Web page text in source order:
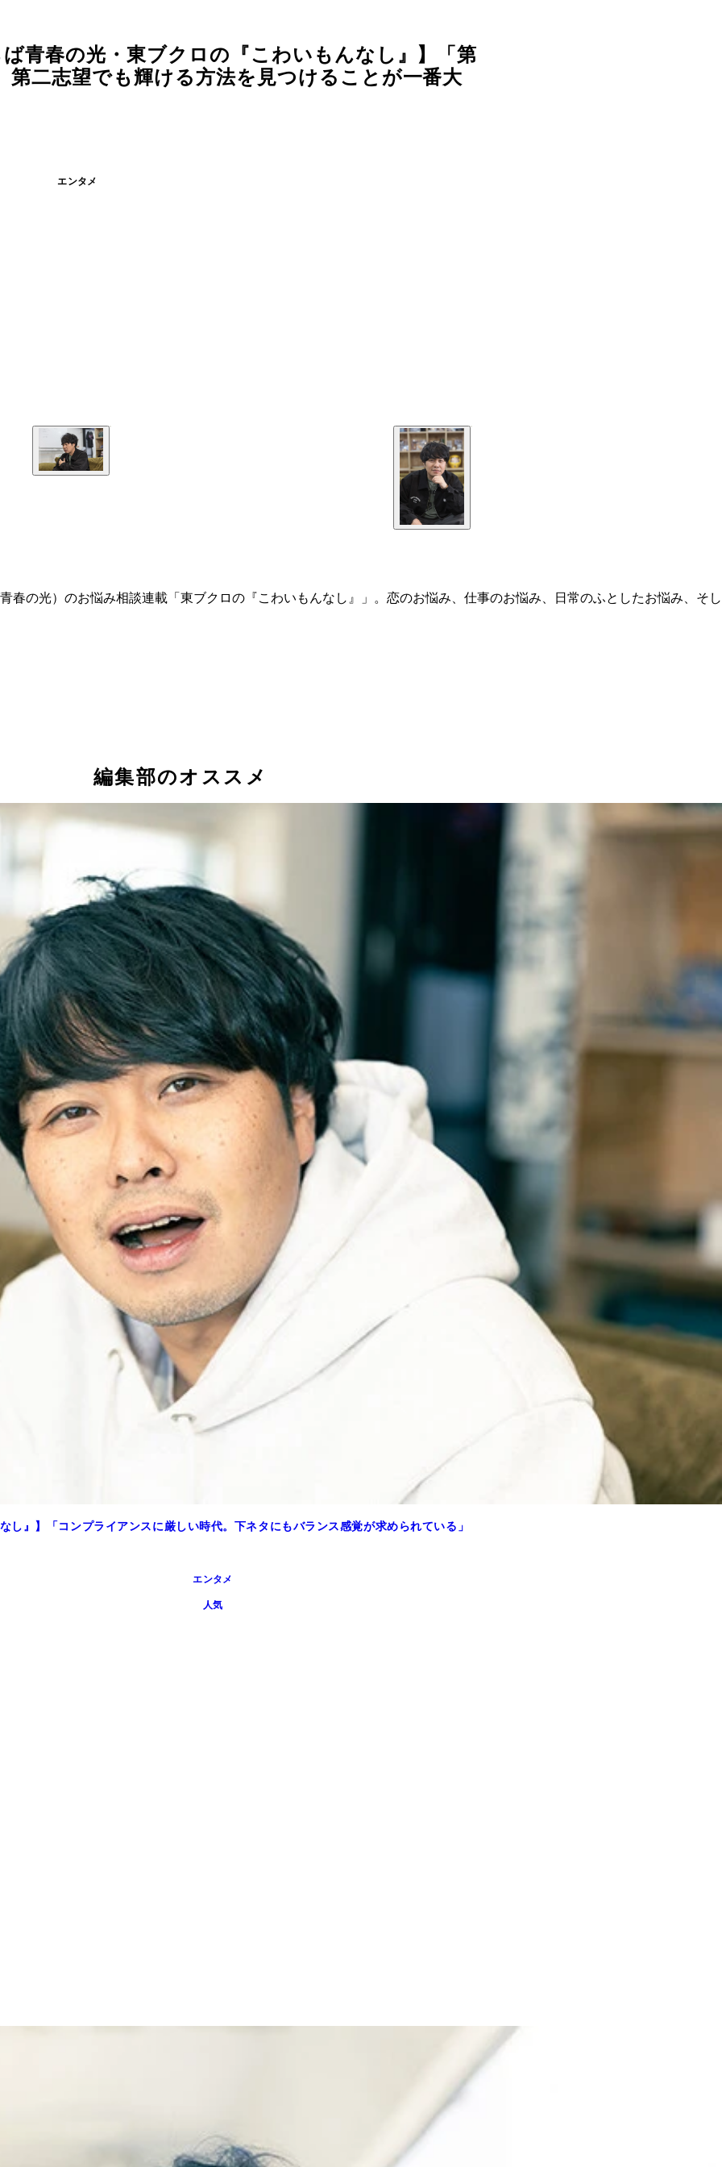
青春の光・東ブクロの『こわいもんなし』】「第
二志望でも輝ける方法を見つけることが一番大
エンタメ
春の光）のお悩み相談連載「東ブクロの『こわいもんなし』」。恋のお悩み、仕事のお悩み、日常のふとしたお悩み、そし
編集部のオススメ
』】「コンプライアンスに厳しい時代。下ネタにもバランス感覚が求められている」
エンタメ
人気